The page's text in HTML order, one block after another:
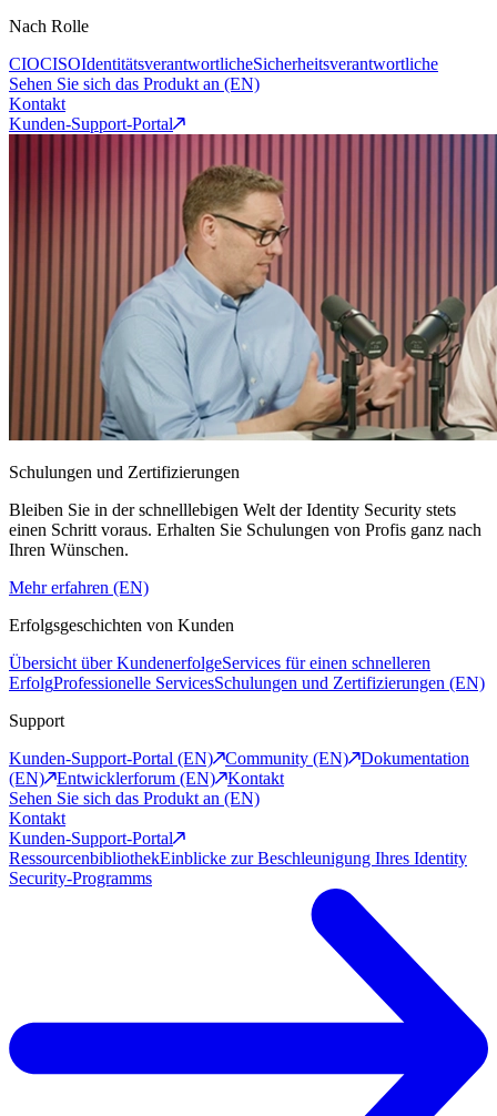
Nach Rolle
CIOCISOIdentitätsverantwortlicheSicherheitsverantwortliche
Sehen Sie sich das Produkt an (EN)
Kontakt
Kunden-Support-Portal
Schulungen und Zertifizierungen
Bleiben Sie in der schnelllebigen Welt der Identity Security stets
einen Schritt voraus. Erhalten Sie Schulungen von Profis ganz nach
Ihren Wünschen.
Mehr erfahren (EN)
Erfolgsgeschichten von Kunden
Übersicht über KundenerfolgeServices für einen schnelleren
ErfolgProfessionelle ServicesSchulungen und Zertifizierungen (EN)
Support
Kunden-Support-Portal (EN)
Community (EN)
Dokumentation
(EN)
Entwicklerforum (EN)
Kontakt
Sehen Sie sich das Produkt an (EN)
Kontakt
Kunden-Support-Portal
RessourcenbibliothekEinblicke zur Beschleunigung Ihres Identity
Security-Programms